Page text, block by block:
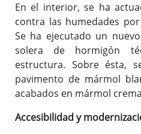
En el interior, se ha
contra las humedades
Se ha ejecutado un
solera de hormigón
estructura. Sobre ésta,
pavimento de mármol
acabados en mármol
Accesibilidad y